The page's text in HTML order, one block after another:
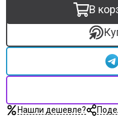
В
Нашли дешевле?